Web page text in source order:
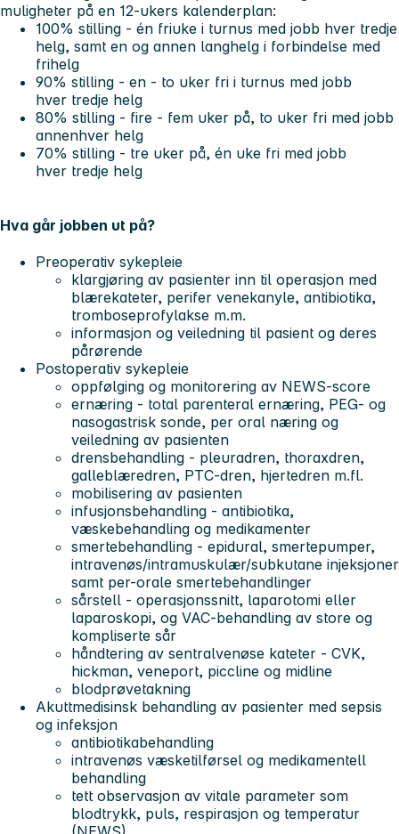
muligheter på en 12-ukers kalenderplan:
100% stilling - én friuke i turnus med jobb hver tredje
helg, samt en og annen langhelg i forbindelse med
frihelg
90% stilling - en - to uker fri i turnus med jobb
hver tredje helg
80% stilling - fire - fem uker på, to uker fri med jobb
annenhver helg
70% stilling - tre uker på, én uke fri med jobb
hver tredje helg
Hva går jobben ut på?
Preoperativ sykepleie
klargjøring av pasienter inn til operasjon med
blærekateter, perifer venekanyle, antibiotika,
tromboseprofylakse m.m.
informasjon og veiledning til pasient og deres
pårørende
Postoperativ sykepleie
oppfølging og monitorering av NEWS-score
ernæring - total parenteral ernæring, PEG- og
nasogastrisk sonde, per oral næring og
veiledning av pasienten
drensbehandling - pleuradren, thoraxdren,
galleblæredren, PTC-dren, hjertedren m.fl.
mobilisering av pasienten
infusjonsbehandling - antibiotika,
væskebehandling og medikamenter
smertebehandling - epidural, smertepumper,
intravenøs/intramuskulær/subkutane injeksjoner
samt per-orale smertebehandlinger
sårstell - operasjonssnitt, laparotomi eller
laparoskopi, og VAC-behandling av store og
kompliserte sår
håndtering av sentralvenøse kateter - CVK,
hickman, veneport, piccline og midline
blodprøvetakning
Akuttmedisinsk behandling av pasienter med sepsis
og infeksjon
antibiotikabehandling
intravenøs væsketilførsel og medikamentell
behandling
tett observasjon av vitale parameter som
blodtrykk, puls, respirasjon og temperatur